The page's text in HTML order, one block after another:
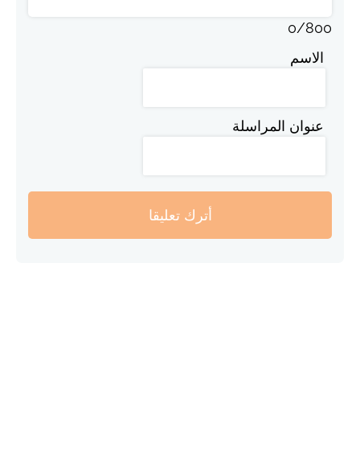
0/800
الاسم
عنوان المراسلة
أترك تعليقا